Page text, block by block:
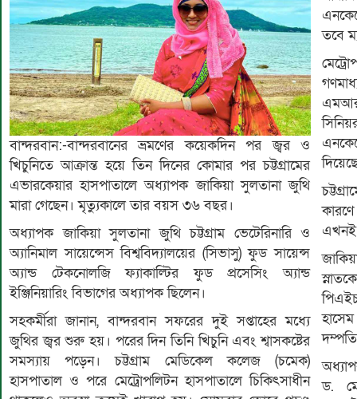
বান্দরবান:-বান্দরবানের ভ্রমণের কয়েকদিন পর জ্বর ও
খিচুনিতে আক্রান্ত হয়ে তিন দিনের কোমার পর চট্টগ্রামের
এভারকেয়ার হাসপাতালে অধ্যাপক জাকিয়া সুলতানা জুথি
মারা গেছেন। মৃত্যুকালে তার বয়স ৩৬ বছর।
অধ্যাপক জাকিয়া সুলতানা জুথি চট্টগ্রাম ভেটেরিনারি ও
অ্যানিমাল সায়েন্সেস বিশ্ববিদ্যালয়ের (সিভাসু) ফুড সায়েন্স
অ্যান্ড টেকনোলজি ফ্যাকাল্টির ফুড প্রসেসিং অ্যান্ড
ইঞ্জিনিয়ারিং বিভাগের অধ্যাপক ছিলেন।
সহকর্মীরা জানান, বান্দরবান সফরের দুই সপ্তাহের মধ্যে
জুথির জ্বর শুরু হয়। পরের দিন তিনি খিচুনি এবং শ্বাসকষ্টের
সমস্যায় পড়েন। চট্টগ্রাম মেডিকেল কলেজ (চমেক)
হাসপাতাল ও পরে মেট্রোপলিটন হাসপাতালে চিকিৎসাধীন
তবে
এখনই
ড.